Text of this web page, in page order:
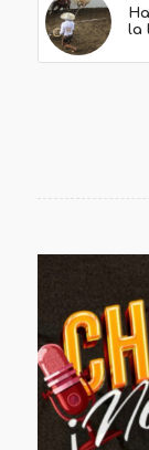
la